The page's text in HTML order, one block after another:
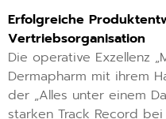
Erfolgreiche
Vertriebsorganisation
Die operative Exzellenz
Dermapharm mit ihrem
der „Alles unter einem
starken Track Record